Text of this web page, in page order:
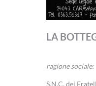
LA
ragione sociale:
S.N.C. dei